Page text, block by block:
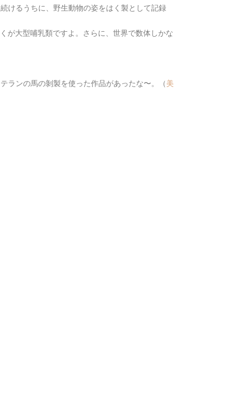
けるうちに、野生動物の姿をはく製として記録
が大型哺乳類ですよ。さらに、世界で数体しかな
ランの馬の剝製を使った作品があったな〜。（美